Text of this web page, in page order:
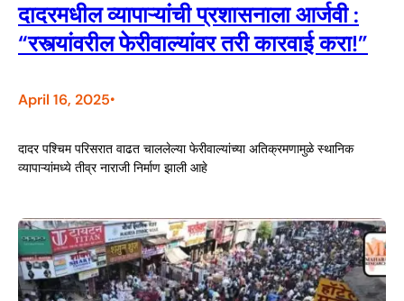
दादरमधील व्यापाऱ्यांची प्रशासनाला आर्जवी :
“रस्त्यांवरील फेरीवाल्यांवर तरी कारवाई करा!”
April 16, 2025•
दादर पश्चिम परिसरात वाढत चाललेल्या फेरीवाल्यांच्या अतिक्रमणामुळे स्थानिक
व्यापाऱ्यांमध्ये तीव्र नाराजी निर्माण झाली आहे